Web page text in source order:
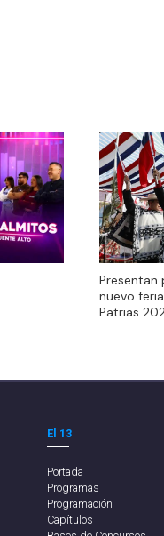
Presentan
nuevo
Patrias
El 13
Portada
Programas
Programación
Capítulos